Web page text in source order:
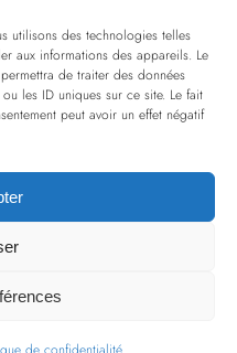
utilisons des technologies telles
aux informations des appareils. Le
de traiter des données
les ID uniques sur ce site. Le fait
peut avoir un effet négatif